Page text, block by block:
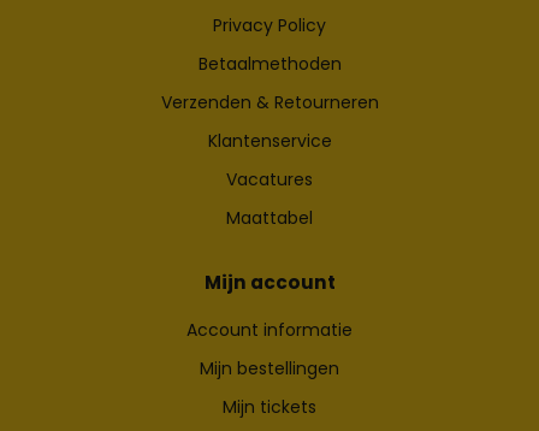
Privacy Policy
Betaalmethoden
Verzenden & Retourneren
Klantenservice
Vacatures
Maattabel
Mijn account
Account informatie
Mijn bestellingen
Mijn tickets